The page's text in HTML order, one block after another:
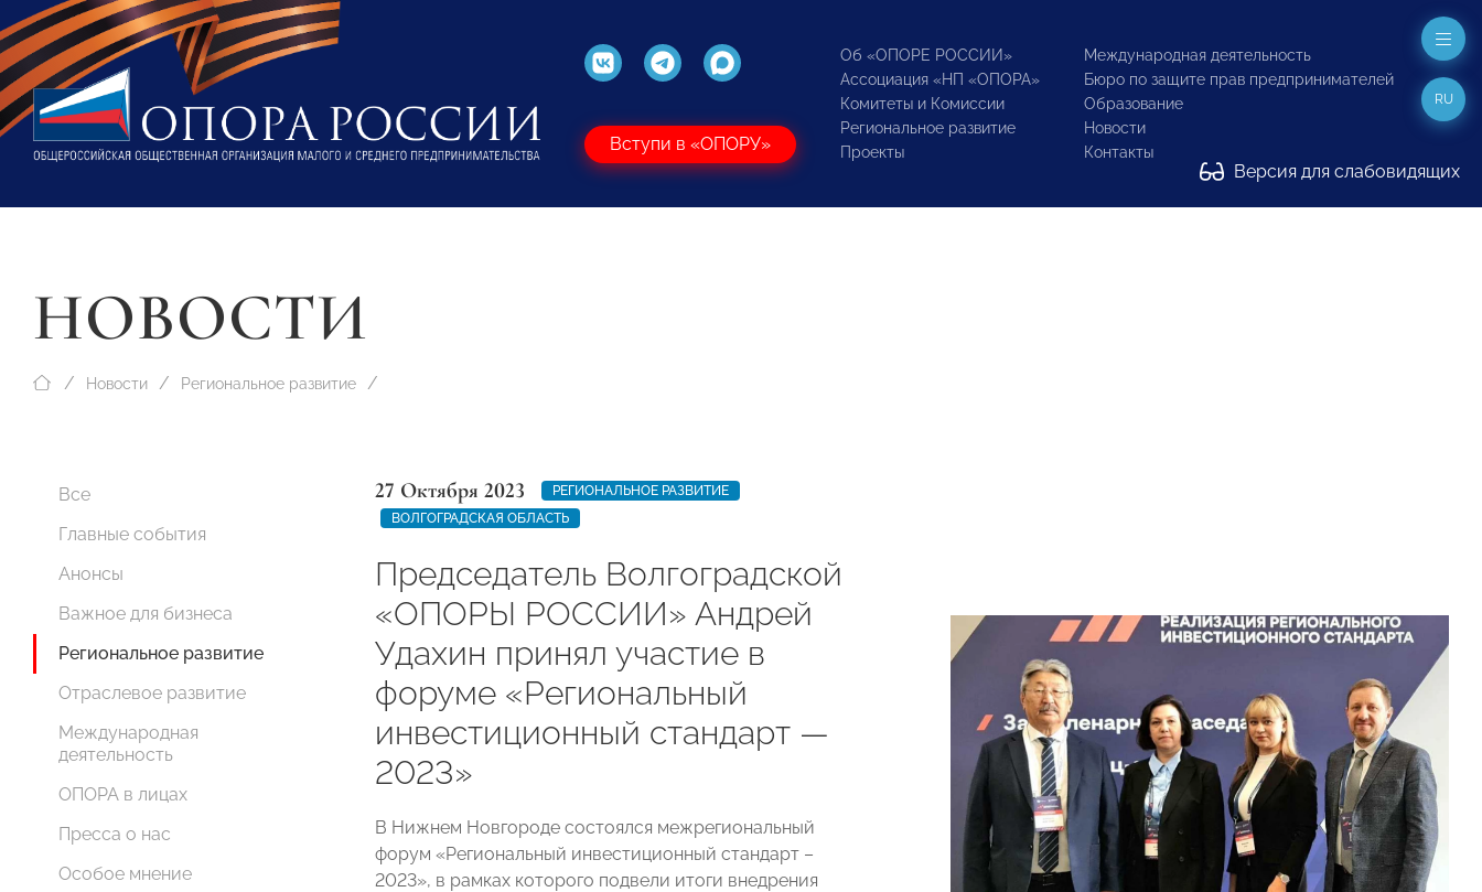
Вступи в «ОПОРУ»
Об «ОПОРЕ РОССИИ»
Ассоциация «НП «ОПОРА»
Комитеты и Комиссии
Региональное развитие
Проекты
Международная деятельность
Бюро по защите прав предпринимателей
Образование
Новости
Контакты
Версия для слабовидящих
RU
НОВОСТИ
Новости Региональное развитие
Все
Главные события
Анонсы
Важное для бизнеса
Региональное развитие
Отраслевое развитие
Международная
деятельность
ОПОРА в лицах
Пресса о нас
Особое мнение
27 Октября 2023
РЕГИОНАЛЬНОЕ РАЗВИТИЕ
ВОЛГОГРАДСКАЯ ОБЛАСТЬ
Председатель Волгоградской
«ОПОРЫ РОССИИ» Андрей
Удахин принял участие в
форуме «Региональный
инвестиционный стандарт —
2023»
В Нижнем Новгороде состоялся межрегиональный
форум «Региональный инвестиционный стандарт –
2023», в рамках которого подвели итоги внедрения